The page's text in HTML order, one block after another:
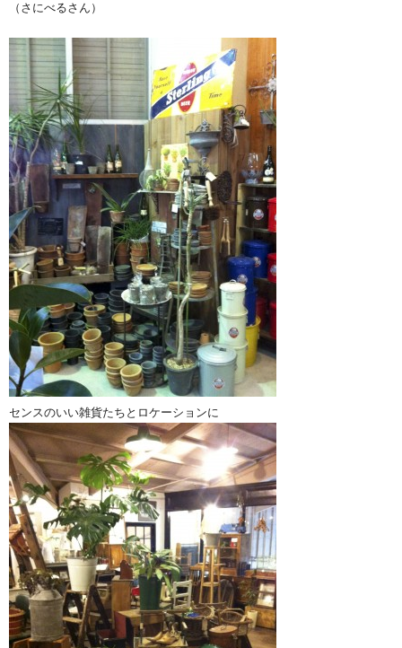
（さにべるさん）
センスのいい雑貨たちとロケーションに